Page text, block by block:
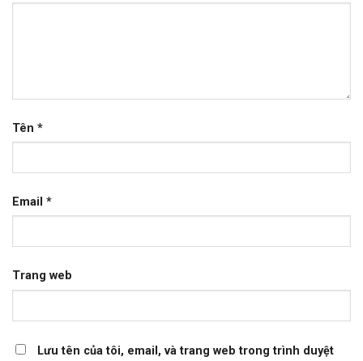
Tên *
Email *
Trang web
Lưu tên của tôi, email, và trang web trong trình duyệt